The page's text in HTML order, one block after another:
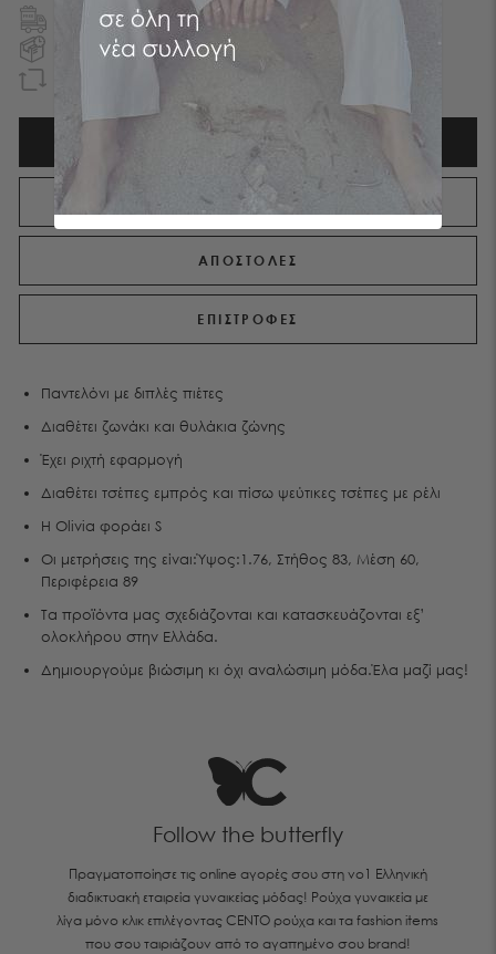
ΔΩΡΕΑΝ ΜΕΤΑΦΟΡΙΚA ΣΕ ΕΛΛΑΔΑ ΚΑΙ ΚΥΠΡΟ
ΠΑΡΑΔΟΣΗ ΤΗΝ ΕΠΟΜΕΝΗ ΗΜΕΡΑ
EΠΙΣΤΡΟΦΗ ΧΡΗΜΑΤΩΝ
ΠΕΡΙΓΡΑΦΉ
ΧΑΡΑΚΤΗΡΙΣΤΙΚΑ
ΑΠΟΣΤΟΛΕΣ
ΕΠΙΣΤΡΟΦΕΣ
Παντελόνι με διπλές πιέτες
Διαθέτει ζωνάκι και θυλάκια ζώνης
Έχει ριχτή εφαρμογή
Διαθέτει τσέπες εμπρός και πίσω ψεύτικες τσέπες με ρέλι
H Olivia φοράει S
Οι μετρήσεις της είναι:Ύψος:1.76, Στήθος 83, Mέση 60,
Περιφέρεια 89
Tα προϊόντα μας σχεδιάζονται και κατασκευάζονται εξ’
ολοκλήρου στην Ελλάδα.
Δημιουργούμε βιώσιμη κι όχι αναλώσιμη μόδα.Έλα μαζί μας!
Follow the butterfly
Πραγματοποίησε τις online αγορές σου στη νο1 Ελληνική
διαδικτυακή εταιρεία γυναικείας μόδας! Ρούχα γυναικεία με
λίγα μόνο κλικ επιλέγοντας CENTO ρούχα και τα fashion items
που σου ταιριάζουν από το αγαπημένο σου brand!